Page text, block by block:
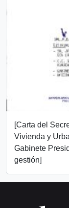
[Carta del
Vivienda y
Gabinete
gestión]